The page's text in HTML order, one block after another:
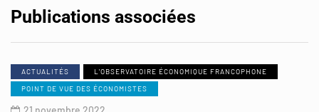
Publications associées
ACTUALITÉS
L'OBSERVATOIRE ÉCONOMIQUE FRANCOPHONE
POINT DE VUE DES ÉCONOMISTES